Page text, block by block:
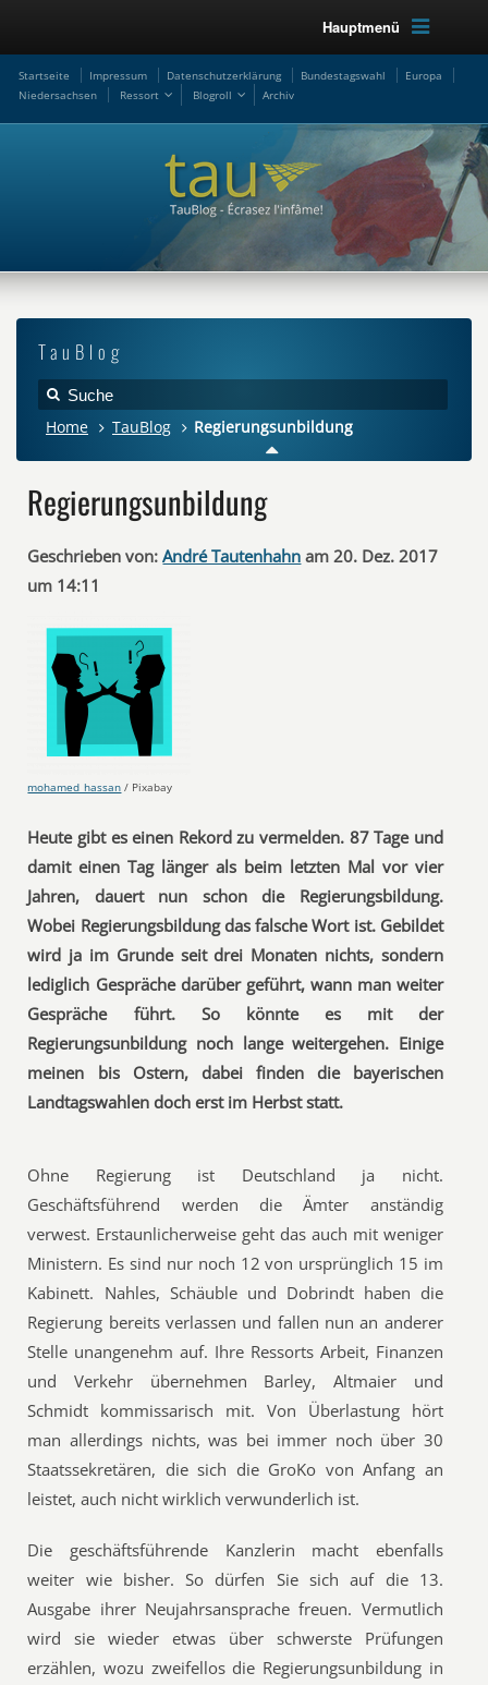
Hauptmenü
Startseite Impressum Datenschutzerklärung Bundestagswahl
Europa
Niedersachsen
Ressort Blogroll Archiv
TauBlog
Home TauBlog Regierungsunbildung
Regierungsunbildung
Geschrieben von: André Tautenhahn am 20. Dez. 2017
um 14:11
mohamed_hassan / Pixabay
Heute gibt es einen Rekord zu vermelden. 87 Tage und
damit einen Tag länger als beim letzten Mal vor vier
Jahren, dauert nun schon die Regierungsbildung.
Wobei Regierungsbildung das falsche Wort ist. Gebildet
wird ja im Grunde seit drei Monaten nichts, sondern
lediglich Gespräche darüber geführt, wann man weiter
Gespräche führt. So könnte es mit der
Regierungsunbildung noch lange weitergehen. Einige
meinen bis Ostern, dabei finden die bayerischen
Landtagswahlen doch erst im Herbst statt.
Ohne Regierung ist Deutschland ja nicht.
Geschäftsführend werden die Ämter anständig
verwest. Erstaunlicherweise geht das auch mit weniger
Ministern. Es sind nur noch 12 von ursprünglich 15 im
Kabinett. Nahles, Schäuble und Dobrindt haben die
Regierung bereits verlassen und fallen nun an anderer
Stelle unangenehm auf. Ihre Ressorts Arbeit, Finanzen
und Verkehr übernehmen Barley, Altmaier und
Schmidt kommissarisch mit. Von Überlastung hört
man allerdings nichts, was bei immer noch über 30
Staatssekretären, die sich die GroKo von Anfang an
leistet, auch nicht wirklich verwunderlich ist.
Die geschäftsführende Kanzlerin macht ebenfalls
weiter wie bisher. So dürfen Sie sich auf die 13.
Ausgabe ihrer Neujahrsansprache freuen. Vermutlich
wird sie wieder etwas über schwerste Prüfungen
erzählen, wozu zweifellos die Regierungsunbildung in